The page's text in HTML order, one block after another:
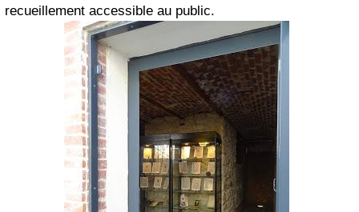
recueillement accessible au public.